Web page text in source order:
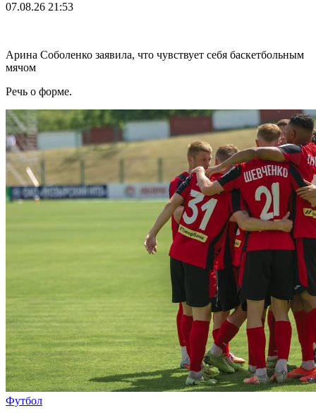
07.08.26 21:53
Арина Соболенко заявила, что чувствует себя баскетбольным
мячом
Речь о форме.
Футбол